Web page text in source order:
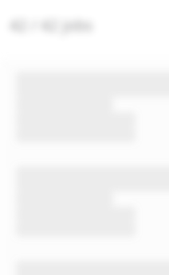
42 / 42 jobs